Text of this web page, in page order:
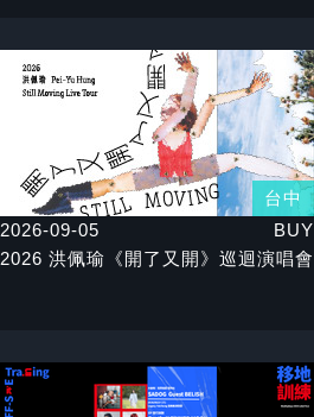
台中
2026-09-05
BUY
2026 洪佩瑜《開了又開》巡迴演唱會